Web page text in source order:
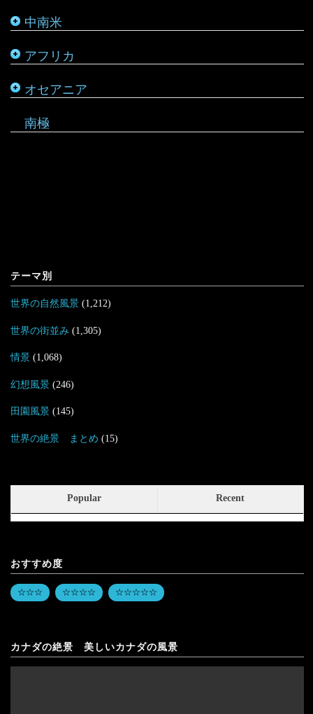
中南米
ホンジュラス
アフリカ
モーリシャス
ルワンダ
オセアニア
パラオ
仏領ポリネシア
タヒチ
マーシャル諸島
南極
テーマ別
世界の自然風景(1,212)
世界の街並み (1,305)
情景(1,068)
幻想風景(246)
田園風景(145)
世界の絶景 まとめ (15)
Popular Recent
おすすめ度
☆☆☆ ☆☆☆☆ ☆☆☆☆☆
カナダの絶景 美しいカナダの風景